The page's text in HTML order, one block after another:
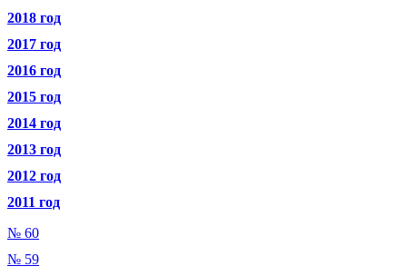
2018 год
2017 год
2016 год
2015 год
2014 год
2013 год
2012 год
2011 год
№ 60
№ 59